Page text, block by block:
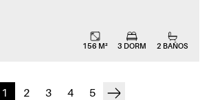
156 M² 3 DORM 2 BAÑOS
1 2 3 4 5